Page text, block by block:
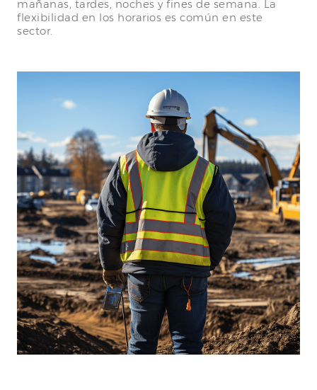
mañanas, tardes, noches y fines de semana. La
flexibilidad en los horarios es común en este
sector.